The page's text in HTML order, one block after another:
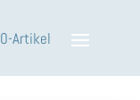
0-Artikel